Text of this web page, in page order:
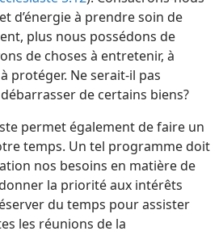
d’énergie à prendre soin de
plus nous possédons de
de choses à entretenir, à
protéger. Ne serait-​il pas
de certains biens?
permet également de faire un
temps. Un tel programme doit
nos besoins en matière de
la priorité aux intérêts
du temps pour assister
les réunions de la